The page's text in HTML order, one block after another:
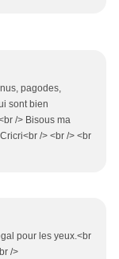
pagodes,
sont bien
/> Bisous ma
/> <br /> <br
pour les yeux.<br
/>